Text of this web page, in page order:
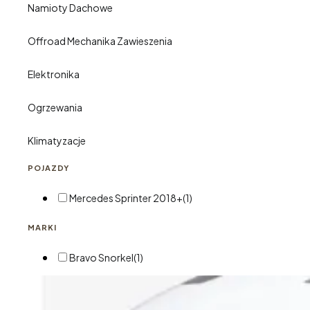
Namioty Dachowe
Offroad Mechanika Zawieszenia
Elektronika
Ogrzewania
Klimatyzacje
POJAZDY
Mercedes Sprinter 2018+(1)
MARKI
Bravo Snorkel(1)